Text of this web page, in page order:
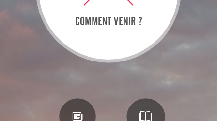
COMMENT VENIR ?